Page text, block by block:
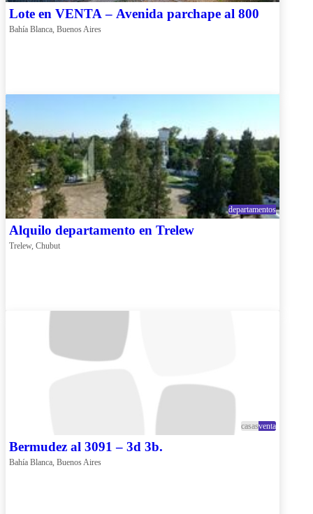
Lote en VENTA – Avenida parchape al 800
Bahía Blanca, Buenos Aires
departamentos
Alquilo departamento en Trelew
Trelew, Chubut
casasventa
Bermudez al 3091 – 3d 3b.
Bahía Blanca, Buenos Aires